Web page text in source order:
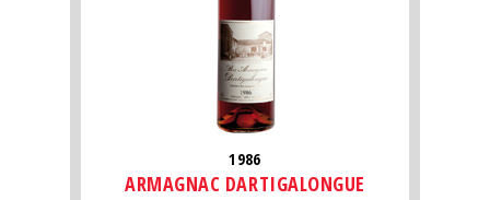
1986
ARMAGNAC DARTIGALONGUE